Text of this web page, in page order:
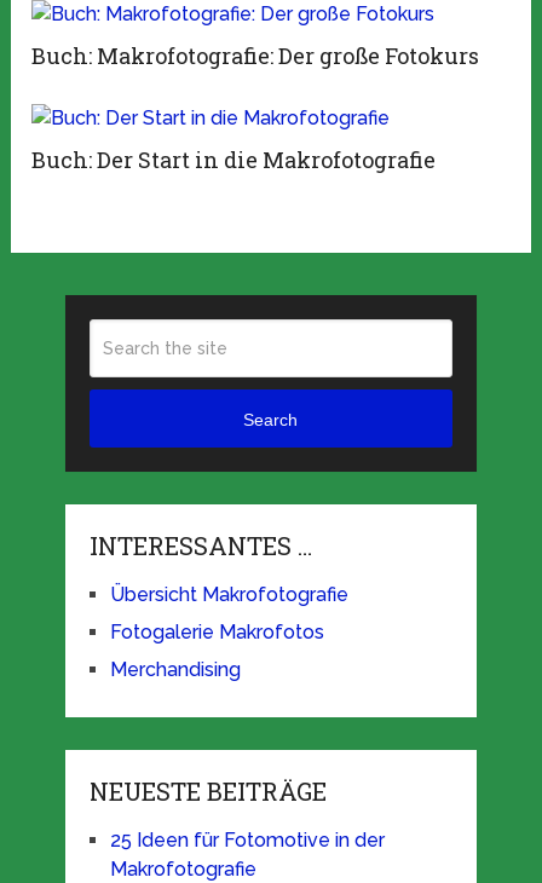
Buch: Makrofotografie: Der große Fotokurs
Buch: Der Start in die Makrofotografie
Search
INTERESSANTES …
Übersicht Makrofotografie
Fotogalerie Makrofotos
Merchandising
NEUESTE BEITRÄGE
25 Ideen für Fotomotive in der
Makrofotografie